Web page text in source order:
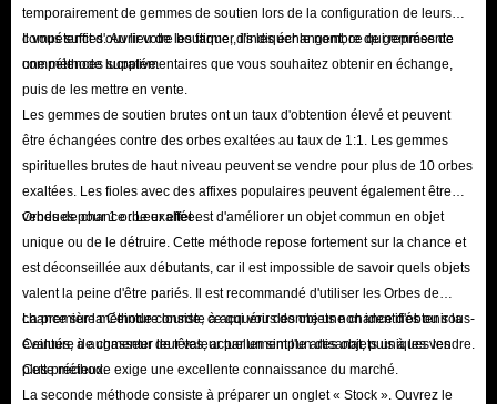
temporairement de gemmes de soutien lors de la configuration de leurs
compétences. Au lieu de les farmer, ils les échangent, ce qui représente
une méthode lucrative.
Il vous suffit d'ouvrir votre boutique, d'indiquer le nombre de gemmes de
compétences supplémentaires que vous souhaitez obtenir en échange,
puis de les mettre en vente.
Les gemmes de soutien brutes ont un taux d'obtention élevé et peuvent
être échangées contre des orbes exaltées au taux de 1:1. Les gemmes
spirituelles brutes de haut niveau peuvent se vendre pour plus de 10 orbes
exaltées. Les fioles avec des affixes populaires peuvent également être
vendues pour 1 orbe exaltée.
Orbes de chance : Leur effet est d'améliorer un objet commun en objet
unique ou de le détruire. Cette méthode repose fortement sur la chance et
est déconseillée aux débutants, car il est impossible de savoir quels objets
valent la peine d'être pariés. Il est recommandé d'utiliser les Orbes de
chance sur la Ceinture lourde, ce qui vous donne une chance d'obtenir la
Ceinture de chasseur de têtes, actuellement l'un des objets uniques les
plus précieux.
La première méthode consiste à acquérir des objets non identifiés ou sous-
évalués, à augmenter leur valeur par un simple artisanat, puis à les vendre.
Cette méthode exige une excellente connaissance du marché.
La seconde méthode consiste à préparer un onglet « Stock ». Ouvrez le